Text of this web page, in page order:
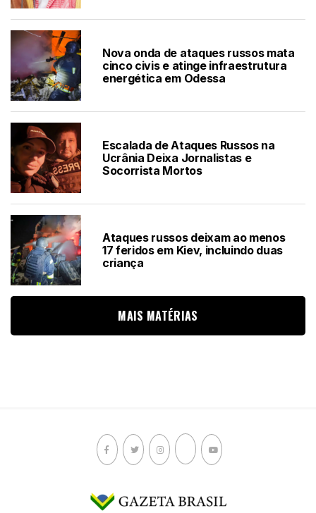
Nova onda de ataques russos mata
cinco civis e atinge infraestrutura
energética em Odessa
Escalada de Ataques Russos na
Ucrânia Deixa Jornalistas e
Socorrista Mortos
Ataques russos deixam ao menos
17 feridos em Kiev, incluindo duas
criança
MAIS MATÉRIAS